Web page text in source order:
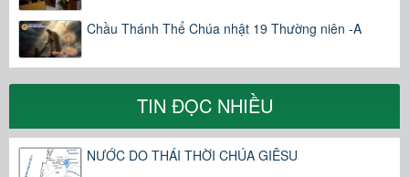
Chầu Thánh Thể Chúa nhật 19 Thường niên -A
TIN ĐỌC NHIỀU
NƯỚC DO THÁI THỜI CHÚA GIÊSU